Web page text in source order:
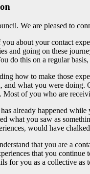
We are pleased to
about your contact
and going on these
do this on a regular
how to make those
what you were doing.
of you who are
already happened
what you saw as
would have
that you are a
that you
for you as a collective